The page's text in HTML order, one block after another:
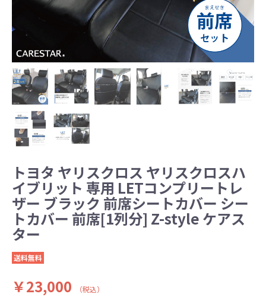
トヨタ ヤリスクロス ヤリスクロスハ
イブリット 専用 LETコンプリートレ
ザー ブラック 前席シートカバー シー
トカバー 前席[1列分] Z-style ケアス
ター
送料無料
￥23,000 （税込）